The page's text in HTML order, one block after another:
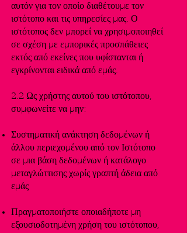
αυτόν για τον οποίο διαθέτουμε τον
ιστότοπο και τις υπηρεσίες μας. Ο
ιστότοπος δεν μπορεί να χρησιμοποιηθεί
σε σχέση με εμπορικές προσπάθειες
εκτός από εκείνες που υφίστανται ή
εγκρίνονται ειδικά από εμάς.
2.2 Ως χρήστης αυτού του ιστότοπου,
συμφωνείτε να μην:
Συστηματική ανάκτηση δεδομένων ή
άλλου περιεχομένου από τον Ιστότοπο
σε μια βάση δεδομένων ή κατάλογο
μεταγλώττισης χωρίς γραπτή άδεια από
εμάς
Πραγματοποιήστε οποιαδήποτε μη
εξουσιοδοτημένη χρήση του ιστότοπου,